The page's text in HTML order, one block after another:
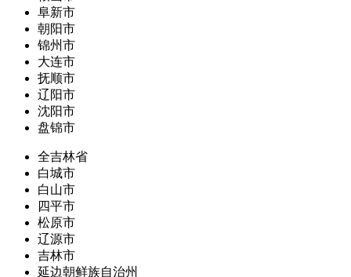
阜新市
朝阳市
锦州市
大连市
抚顺市
辽阳市
沈阳市
盘锦市
全吉林省
白城市
白山市
四平市
松原市
辽源市
吉林市
延边朝鲜族自治州